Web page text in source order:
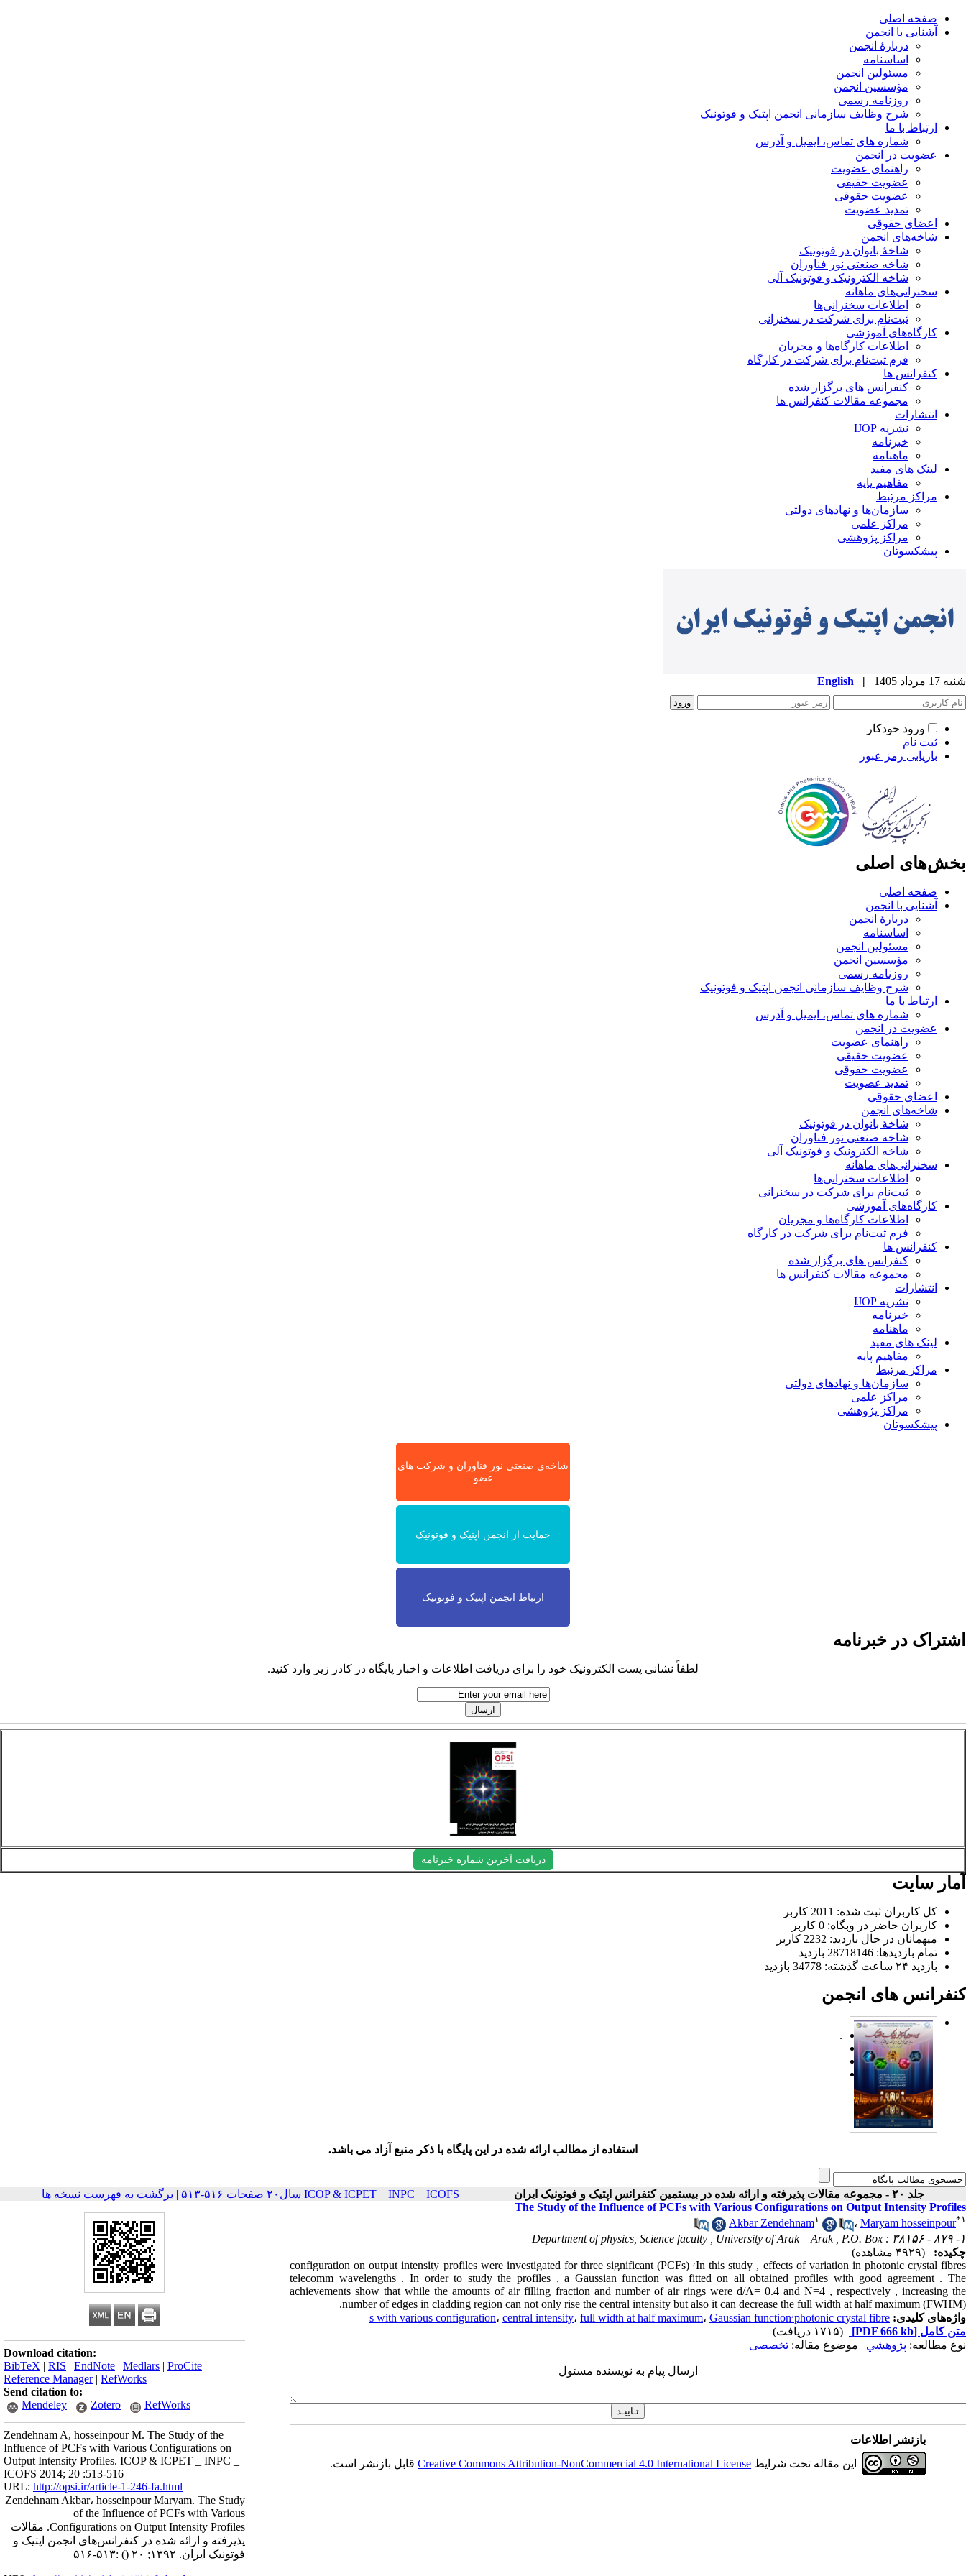
صفحه اصلی
آشنایی با انجمن
دربارۀ انجمن
اساسنامه
مسئولین انجمن
مؤسسین انجمن
روزنامه رسمی
شرح وظایف سازمانی انجمن اپتیک و فوتونیک
ارتباط با ما
شماره های تماس، ایمیل و آدرس
عضویت در انجمن
راهنمای عضویت
عضویت حقیقی
عضویت حقوقی
تمدید عضویت
اعضای حقوقی
شاخه‌های انجمن
شاخۀ بانوان در فوتونیک
شاخه صنعتی نور فناوران
شاخه‌ الکترونیک و فوتونیک آلی
سخنرانی‌های ماهانه
اطلاعات سخنرانی‌‌ها
ثبت‌نام برای شرکت در سخنرانی
کارگاه‌های آموزشی
اطلاعات کارگاه‌ها و مجریان
فرم ثبت‌نام برای شرکت در کارگاه
کنفرانس ها
کنفرانس های برگزار شده
مجموعه مقالات کنفرانس ها
انتشارات
نشریه IJOP
خبرنامه
ماهنامه
لینک های مفید
مفاهیم پایه
مراکز مرتبط
سازمان‌ها و نهادهای دولتی
مراکز علمی
مراکز پژوهشی
پیشکسوتان
شنبه 17 مرداد 1405 |
English
ورود خودکار
ثبت نام
بازیابی رمز عبور
بخش‌های اصلی
صفحه اصلی
آشنایی با انجمن
دربارۀ انجمن
اساسنامه
مسئولین انجمن
مؤسسین انجمن
روزنامه رسمی
شرح وظایف سازمانی انجمن اپتیک و فوتونیک
ارتباط با ما
شماره های تماس، ایمیل و آدرس
عضویت در انجمن
راهنمای عضویت
عضویت حقیقی
عضویت حقوقی
تمدید عضویت
اعضای حقوقی
شاخه‌های انجمن
شاخۀ بانوان در فوتونیک
شاخه صنعتی نور فناوران
شاخه‌ الکترونیک و فوتونیک آلی
سخنرانی‌های ماهانه
اطلاعات سخنرانی‌‌ها
ثبت‌نام برای شرکت در سخنرانی
کارگاه‌های آموزشی
اطلاعات کارگاه‌ها و مجریان
فرم ثبت‌نام برای شرکت در کارگاه
کنفرانس ها
کنفرانس های برگزار شده
مجموعه مقالات کنفرانس ها
انتشارات
نشریه IJOP
خبرنامه
ماهنامه
لینک های مفید
مفاهیم پایه
مراکز مرتبط
سازمان‌ها و نهادهای دولتی
مراکز علمی
مراکز پژوهشی
پیشکسوتان
شاخه‌ی صنعتی نور فناوران و شرکت های
عضو
حمایت از انجمن اپتیک و فوتونیک
ارتباط انجمن اپتیک و فوتونیک
اشتراک در خبرنامه
لطفاً نشانی پست الکترونیک خود را برای دریافت اطلاعات و اخبار پایگاه در کادر زیر وارد کنید.
دریافت آخرین شماره خبرنامه
آمار سایت
کل کاربران ثبت شده: 2011 کاربر
کاربران حاضر در وبگاه: 0 کاربر
میهمانان در حال بازدید: 2232 کاربر
تمام بازدید‌ها: 28718146 بازدید
بازدید ۲۴ ساعت گذشته: 34778 بازدید
کنفرانس های انجمن
.
استفاده از مطالب ارائه شده در این پایگاه با ذکر منبع آزاد می باشد.
جلد ۲۰ - مجموعه مقالات پذیرفته و ارائه شده در بیستمین کنفرانس اپتیک و فوتونیک ایران ICOP & ICPET _ INPC _ ICOFS سال۲۰ صفحات ۵۱۶-۵۱۳ | برگشت به فهرست نسخه ها
Download citation:
BibTeX | RIS | EndNote | Medlars | ProCite |
Reference Manager| RefWorks
Send citation to:
Mendeley
Zotero RefWorks
Zendehnam A, hosseinpour M. The Study of the
Influence of PCFs with Various Configurations on
Output Intensity Profiles. ICOP & ICPET _ INPC _
ICOFS 2014; 20 :513-516
URL: http://opsi.ir/article-1-246-fa.html
Zendehnam Akbar، hosseinpour Maryam. The Study
of the Influence of PCFs with Various
Configurations on Output Intensity Profiles. مقالات
پذیرفته و ارائه شده در کنفرانس‌های انجمن اپتیک و
فوتونیک ایران. ۱۳۹۲; ۲۰
() :۵۱۳-۵۱۶
The Study of the Influence of PCFs with Various Configurations on Output Intensity Profiles
Akbar Zendehnam۱ ، Maryam hosseinpour* ۱
۱- Department of physics, Science faculty , University of Arak – Arak , P.O. Box : ۳۸۱۵۶ - ۸۷۹
چکیده:
(۴۹۲۹ مشاهده)
In this study , effects of variation in photonic crystal fibres׳ (PCFs) configuration on output intensity profiles were investigated for three significant
telecomm wavelengths . In order to study the profiles , a Gaussian function was fitted on all obtained profiles with good agreement . The
achievements show that while the amounts of air filling fraction and number of air rings were d/Λ= 0.4 and N=4 , respectively , increasing the
number of edges in cladding region can not only rise the central intensity but also it can decrease the full width at half maximum (FWHM).
واژه‌های کلیدی: photonic crystal fibre׳s with various configuration ، central intensity، full width at half maximum، Gaussian function
متن کامل [PDF 666 kb]
(۱۷۱۵ دریافت)
نوع مطالعه: پژوهشي | موضوع مقاله: تخصصی
ارسال پیام به نویسنده مسئول
بازنشر اطلاعات
این مقاله تحت شرایط Creative Commons Attribution-NonCommercial 4.0 International Licenseقابل بازنشر است.